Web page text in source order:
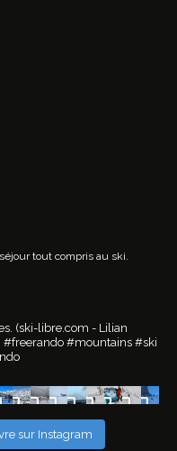
tout compris au ski.
(ski-libre.com - Lilian
#mountains #ski
sur Instagram